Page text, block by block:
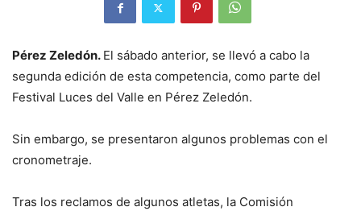
Pérez Zeledón. El sábado anterior, se llevó a cabo la
segunda edición de esta competencia, como parte del
Festival Luces del Valle en Pérez Zeledón.
Sin embargo, se presentaron algunos problemas con el
cronometraje.
Tras los reclamos de algunos atletas, la Comisión